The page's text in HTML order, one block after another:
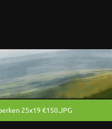
25x19 €150.JPG